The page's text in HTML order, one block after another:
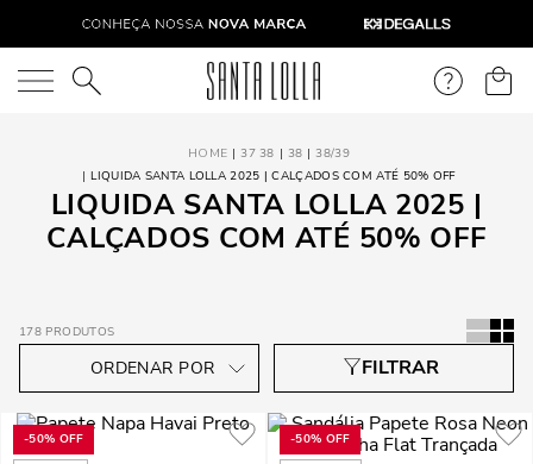
O que você está procurando?
37 38 38
38/39
LIQUIDA SANTA LOLLA 2025 | CALÇADOS COM ATÉ 50% OFF
LIQUIDA SANTA LOLLA 2025 |
CALÇADOS COM ATÉ 50% OFF
178 PRODUTOS
-50% OFF -50% OFF